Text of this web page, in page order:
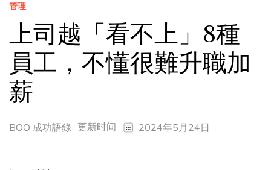
管理
上司越「看不上」8種
員工，不懂很難升職加
薪
BOO 成功語錄 更新时间 2024年5月24日